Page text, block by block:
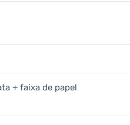
+ faixa de papel